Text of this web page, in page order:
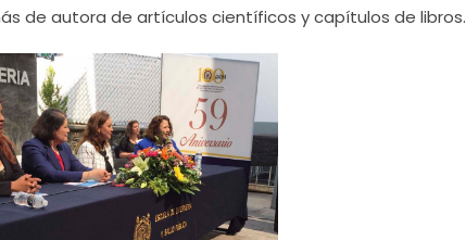
de autora de artículos científicos y capítulos de libros.